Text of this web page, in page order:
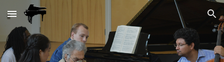
Skip to main content Skip to navigation